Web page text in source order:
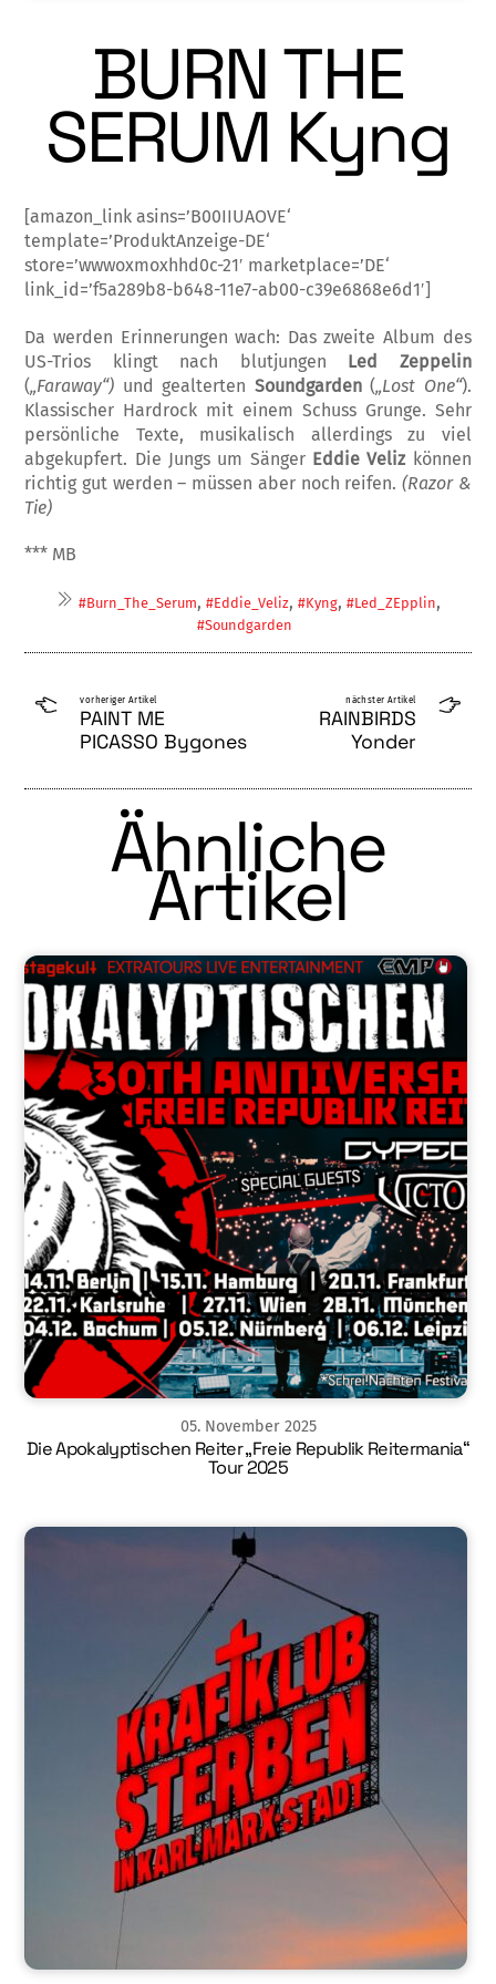
BURN THE
SERUM Kyng
[amazon_link asins=’B00IIUAOVE‘
template=’ProduktAnzeige-DE‘
store=’wwwoxmoxhhd0c-21′ marketplace=’DE‘
link_id=’f5a289b8-b648-11e7-ab00-c39e6868e6d1′]
Da werden Erinnerungen wach: Das zweite Album des
US-Trios klingt nach blutjungen Led Zeppelin
(„Faraway“) und gealterten Soundgarden(„Lost One“).
Klassischer Hardrock mit einem Schuss Grunge. Sehr
persönliche Texte, musikalisch allerdings zu viel
abgekupfert. Die Jungs um Sänger Eddie Veliz können
richtig gut werden – müssen aber noch reifen. (Razor &
Tie)
*** MB
#Burn_The_Serum, #Eddie_Veliz, #Kyng, #Led_ZEpplin,
#Soundgarden
vorheriger Artikel
PAINT ME
PICASSO Bygones
nächster Artikel
RAINBIRDS
Yonder
Ähnliche
Artikel
05. November 2025
Die Apokalyptischen Reiter „Freie Republik Reitermania“
Tour 2025